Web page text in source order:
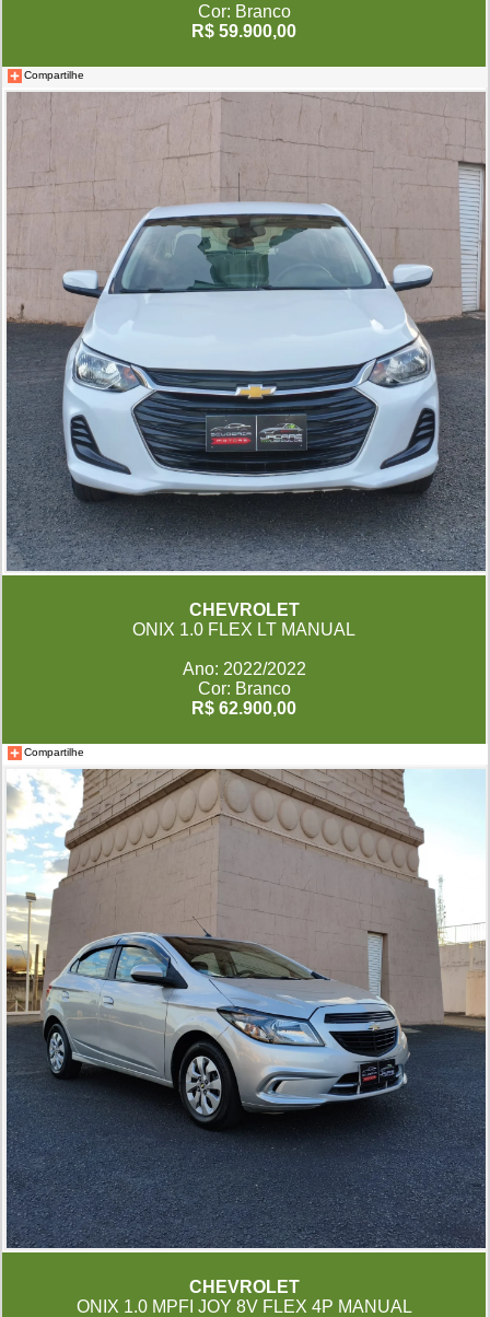
Cor: Branco
R$ 59.900,00
Compartilhe
CHEVROLET
ONIX 1.0 FLEX LT MANUAL
Ano: 2022/2022
Cor: Branco
R$ 62.900,00
Compartilhe
CHEVROLET
ONIX 1.0 MPFI JOY 8V FLEX 4P MANUAL